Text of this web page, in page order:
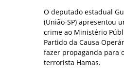
O deputado estadual
(União-SP) apresentou
crime ao Ministério
Partido da Causa
fazer propaganda para
terrorista Hamas.